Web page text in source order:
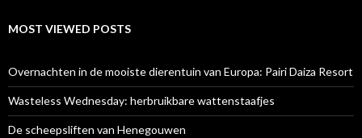
MOST VIEWED POSTS
Overnachten in de mooiste dierentuin van Europa: Pairi Daiza Resort
Wasteless Wednesday: herbruikbare wattenstaafjes
De scheepsliften van Henegouwen